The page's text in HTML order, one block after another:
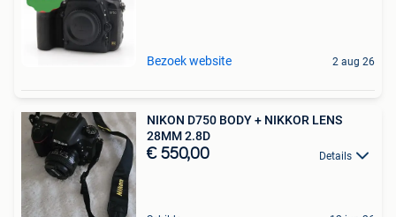
Bezoek website 2 aug 26
NIKON D750 BODY + NIKKOR LENS
28MM 2.8D
€ 550,00 Details